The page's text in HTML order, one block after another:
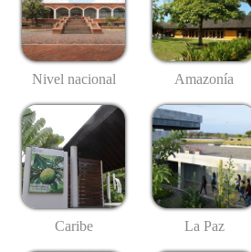
Nivel nacional Amazonía
Caribe La Paz